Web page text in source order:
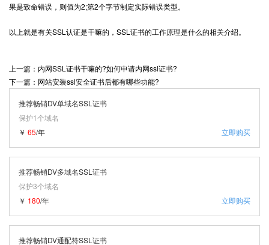
果是致命错误，则值为2;第2个字节制定实际错误类型。
以上就是有关SSL认证是干嘛的，SSL证书的工作原理是什么的相关介绍。
上一篇：内网SSL证书干嘛的?如何申请内网ssl证书?
下一篇：网站安装ssl安全证书后都有哪些功能?
推荐畅销DV单域名SSL证书
保护1个域名
立即购买
￥ 65/年
推荐畅销DV多域名SSL证书
保护3个域名
立即购买
￥ 180/年
推荐畅销DV通配符SSL证书